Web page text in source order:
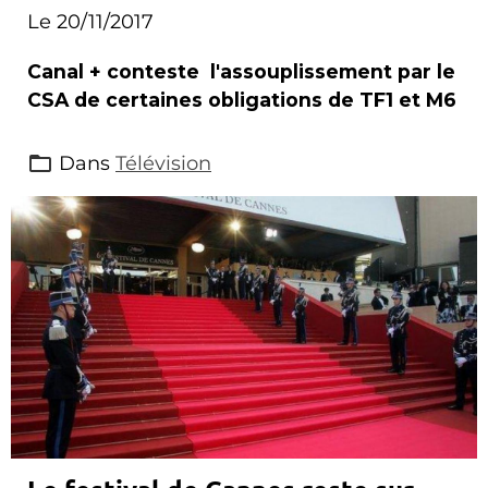
Le 20/11/2017
Canal + conteste l'assouplissement par le
CSA de certaines obligations de TF1 et M6
Dans Télévision